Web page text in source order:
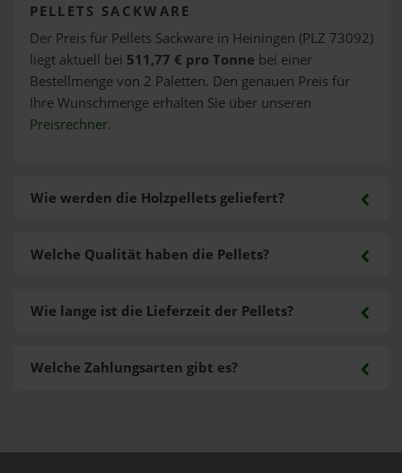
PELLETS SACKWARE
Der Preis für Pellets Sackware in Heiningen (PLZ 73092)
liegt aktuell bei 511,77 € pro Tonne bei einer
Bestellmenge von 2 Paletten. Den genauen Preis für
Ihre Wunschmenge erhalten Sie über unseren
Preisrechner.
Wie werden die Holzpellets geliefert?
Welche Zahlungsarten gibt es?
Welche Qualität haben die Pellets?
Wie lange ist die Lieferzeit der Pellets?